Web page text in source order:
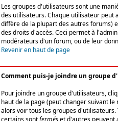
Les groupes d'utilisateurs sont une
des utilisateurs. Chaque utilisateur peut
diffère de la plupart des autres forums)
des droits d'accès. Ceci permet à
modérateurs d'un forum, ou de leur
Revenir en haut de page
Comment puis-je joindre un groupe
Pour joindre un groupe d'utilisateurs,
haut de la page (peut changer suivant
alors voir tous les groupes
certains sontferméset d'autres peuvent